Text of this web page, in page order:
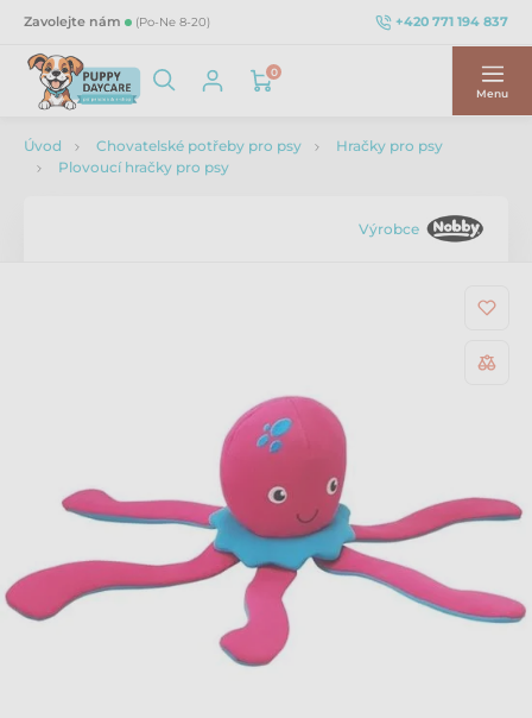
Zavolejte nám (Po-Ne 8-20) +420 771 194 837
0
Menu
Úvod Chovatelské potřeby pro psy
Hračky pro psy
Plovoucí hračky pro psy
Výrobce